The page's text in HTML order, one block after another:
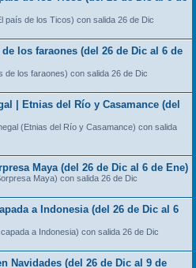
país de los Ticos) con salida 26 de Dic
los faraones (del 26 de Dic al 6 de
de los faraones) con salida 26 de Dic
| Etnias del Río y Casamance (del
(Etnias del Río y Casamance) con salida
Maya (del 26 de Dic al 6 de Ene)
Maya) con salida 26 de Dic
a Indonesia (del 26 de Dic al 6
a Indonesia) con salida 26 de Dic
Navidades (del 26 de Dic al 9 de